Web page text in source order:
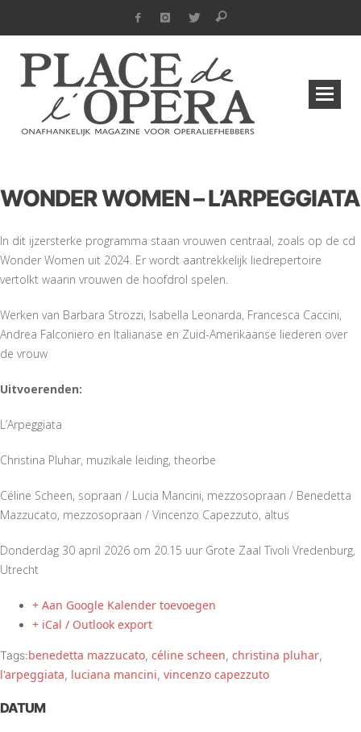
WONDER WOMEN – L’ARPEGGIATA
In dit ijzersterke programma staan vrouwen centraal, zoals op de cd
Wonder Women uit 2024. Er wordt aantrekkelijk liedrepertoire
vertolkt waarin vrouwen de hoofdrol spelen.
Werken van Barbara Strozzi, Isabella Leonarda, Francesca Caccini,
Andrea Falconiero en Italianase en Zuid-Amerikaanse liederen over
de vrouw
Uitvoerenden:
L’Arpeggiata
Christina Pluhar, muzikale leiding, theorbe
Céline Scheen, sopraan / Lucia Mancini, mezzosopraan / Benedetta
Mazzucato, mezzosopraan / Vincenzo Capezzuto, altus
Donderdag 30 april 2026 om 20.15 uur Grote Zaal Tivoli Vredenburg,
Utrecht
+ Aan Google Kalender toevoegen
+ iCal / Outlook export
Tags:benedetta mazzucato, céline scheen, christina pluhar,
l'arpeggiata, luciana mancini, vincenzo capezzuto
DATUM